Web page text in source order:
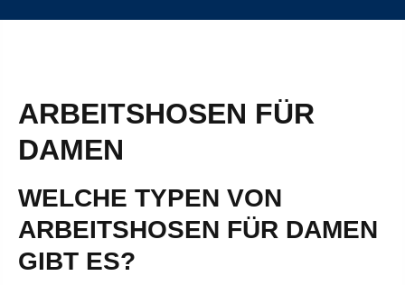
ARBEITSHOSEN FÜR
DAMEN
WELCHE TYPEN VON
ARBEITSHOSEN FÜR DAMEN
GIBT ES?